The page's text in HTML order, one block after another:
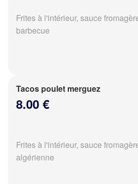
Frites à l'intérieur, sauce
barbecue
Tacos poulet merguez
8.00 €
Frites à l'intérieur, sauce
algérienne